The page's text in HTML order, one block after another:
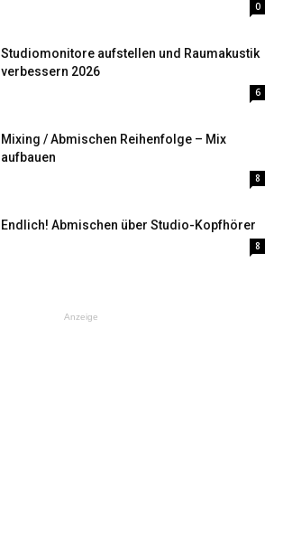
0
Studiomonitore aufstellen und Raumakustik
verbessern 2026
6
Mixing / Abmischen Reihenfolge – Mix
aufbauen
8
Endlich! Abmischen über Studio-Kopfhörer
8
Anzeige